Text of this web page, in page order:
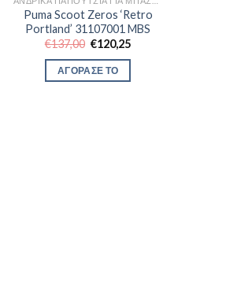
Puma Scoot Zeros ‘Retro
Portland’ 31107001 MBS
€137,00 Original
was:
€137,00.
€120,25Η
ΑΓΟΡΑΣΕ ΤΟ